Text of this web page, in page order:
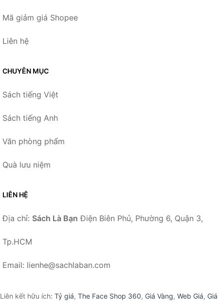
Mã giảm giá Shopee
Liên hệ
CHUYÊN MỤC
Sách tiếng Việt
Sách tiếng Anh
Văn phòng phẩm
Quà lưu niệm
LIÊN HỆ
Địa chỉ: Sách Là Bạn Điện Biên Phủ, Phường 6, Quận 3,
Tp.HCM
Email: lienhe@sachlaban.com
Liên kết hữu ích: Tỷ giá, The Face Shop 360, Giá Vàng, Web Giá, Giá